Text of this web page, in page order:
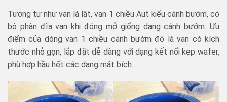
Tương tự như van lá lật, van 1 chiều Aut kiểu cánh bướm, có
bộ phận đĩa van khi đóng mở giống dạng cánh bướm. Ưu
điểm của dòng van 1 chiều cánh bướm đó là van có kích
thước nhỏ gọn, lắp đặt dễ dàng với dạng kết nối kẹp wafer,
phù hợp hầu hết các dạng mặt bích.